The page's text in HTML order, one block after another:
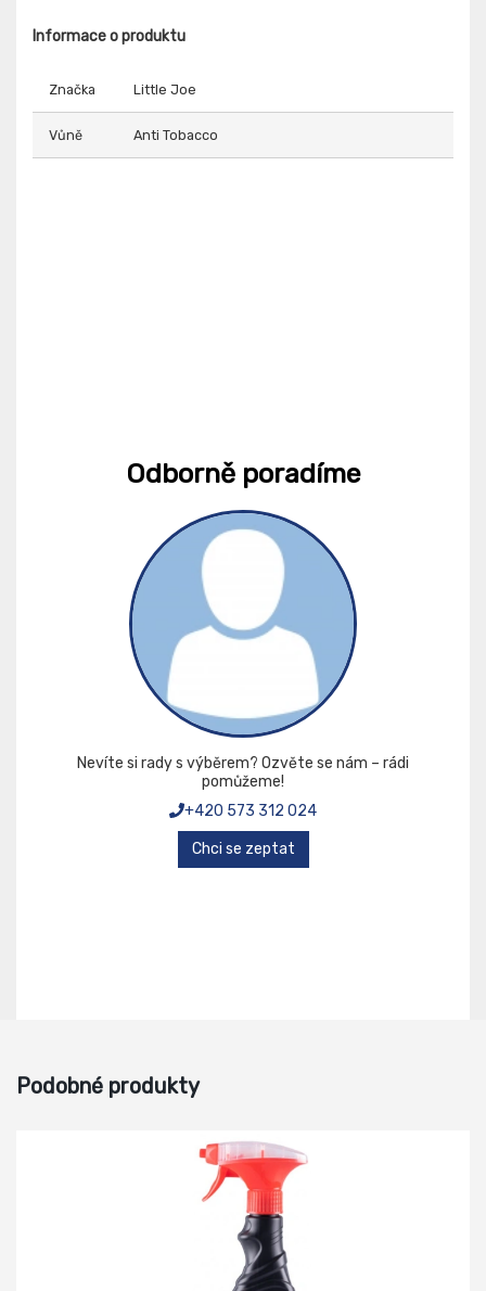
Informace o produktu
Značka Little Joe
Vůně Anti Tobacco
Odborně poradíme
Nevíte si rady s výběrem? Ozvěte se nám – rádi
pomůžeme!
+420 573 312 024
Chci se zeptat
Podobné produkty